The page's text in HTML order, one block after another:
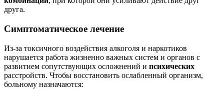
друга.
Симптоматическое лечение
Из-за токсичного воздействия алкоголя и наркотиков
нарушается работа жизненно важных систем и органов с
развитием сопутствующих осложнений и психических
расстройств. Чтобы восстановить ослабленный организм,
больному назначаются: